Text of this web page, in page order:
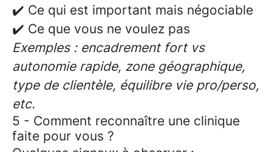
✔️ Ce qui est important mais négociable
✔️ Ce que vous ne voulez pas
Exemples : encadrement fort vs
autonomie rapide, zone géographique,
type de clientèle, équilibre vie pro/perso,
etc.
5 - Comment reconnaître une clinique
faite pour vous ?